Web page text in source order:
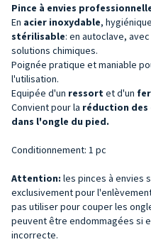
Pince à envies
En acier inoxydable,
stérilisable: en autoclave,
solutions chimiques.
Poignée pratique et maniable
l'utilisation.
Equipée d'un ressort et d'un
Convient pour la réduction des
dans l'ongle du pied.
Conditionnement: 1 pc
Attention: les pinces à envies
exclusivement pour
pas utiliser pour couper les
peuvent être endommagées si
incorrecte.